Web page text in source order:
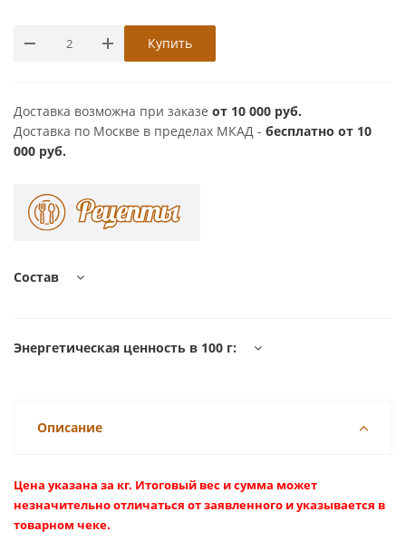
Купить
Доставка возможна при заказе от 10 000 руб.
Доставка по Москве в пределах МКАД - бесплатно от 10
000 руб.
Состав
Энергетическая ценность в 100 г:
Описание
Цена указана за кг. Итоговый вес и сумма может
незначительно отличаться от заявленного и указывается в
товарном чеке.